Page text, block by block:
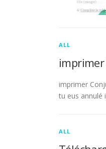
ALL
imprimer
tu eus annulé
ALL